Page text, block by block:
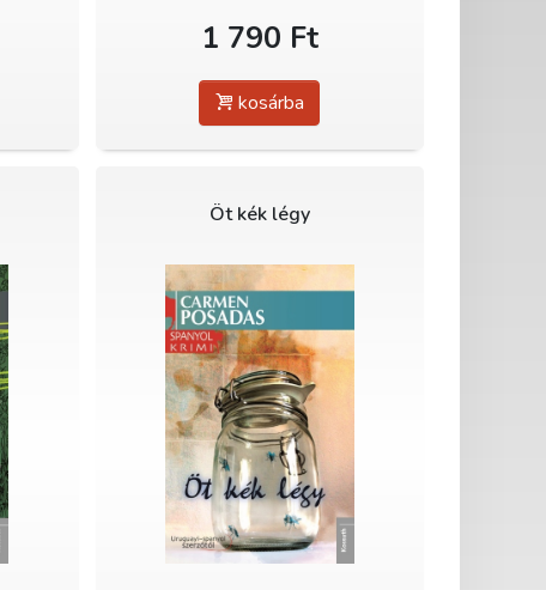
1 790 Ft
kosárba
Öt kék légy